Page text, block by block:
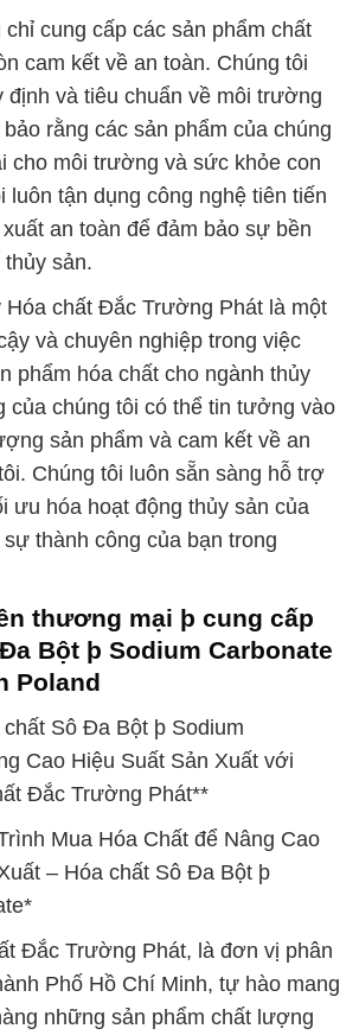
chỉ cung cấp các sản phẩm chất
cam kết về an toàn. Chúng tôi
định và tiêu chuẩn về môi trường
rằng các sản phẩm của chúng
cho môi trường và sức khỏe con
luôn tận dụng công nghệ tiên tiến
an toàn để đảm bảo sự bền
sản.
Hóa chất Đắc Trường Phát là một
và chuyên nghiệp trong việc
phẩm hóa chất cho ngành thủy
của chúng tôi có thể tin tưởng vào
sản phẩm và cam kết về an
Chúng tôi luôn sẵn sàng hỗ trợ
ưu hóa hoạt động thủy sản của
thành công của bạn trong
thương mại þ cung cấp
Bột þ Sodium Carbonate
Poland
Sô Đa Bột þ Sodium
Cao Hiệu Suất Sản Xuất với
Đắc Trường Phát**
Mua Hóa Chất để Nâng Cao
– Hóa chất Sô Đa Bột þ
Đắc Trường Phát, là đơn vị phân
Phố Hồ Chí Minh, tự hào mang
những sản phẩm chất lượng